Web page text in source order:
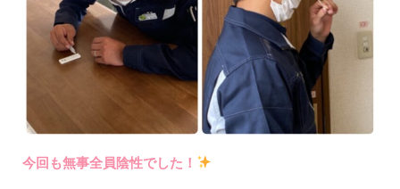
今回も無事全員陰性でした！